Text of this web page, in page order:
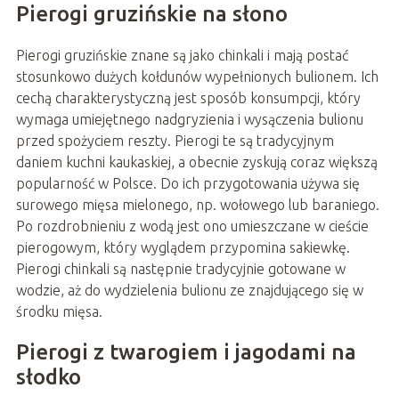
Pierogi gruzińskie na słono
Pierogi gruzińskie znane są jako chinkali i mają postać
stosunkowo dużych kołdunów wypełnionych bulionem. Ich
cechą charakterystyczną jest sposób konsumpcji, który
wymaga umiejętnego nadgryzienia i wysączenia bulionu
przed spożyciem reszty. Pierogi te są tradycyjnym
daniem kuchni kaukaskiej, a obecnie zyskują coraz większą
popularność w Polsce. Do ich przygotowania używa się
surowego mięsa mielonego, np. wołowego lub baraniego.
Po rozdrobnieniu z wodą jest ono umieszczane w cieście
pierogowym, który wyglądem przypomina sakiewkę.
Pierogi chinkali są następnie tradycyjnie gotowane w
wodzie, aż do wydzielenia bulionu ze znajdującego się w
środku mięsa.
Pierogi z twarogiem i jagodami na
słodko